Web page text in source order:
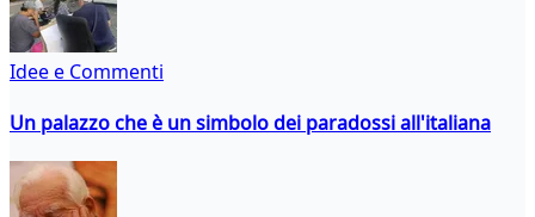
Idee e Commenti
Un palazzo che è un simbolo dei paradossi all'italiana